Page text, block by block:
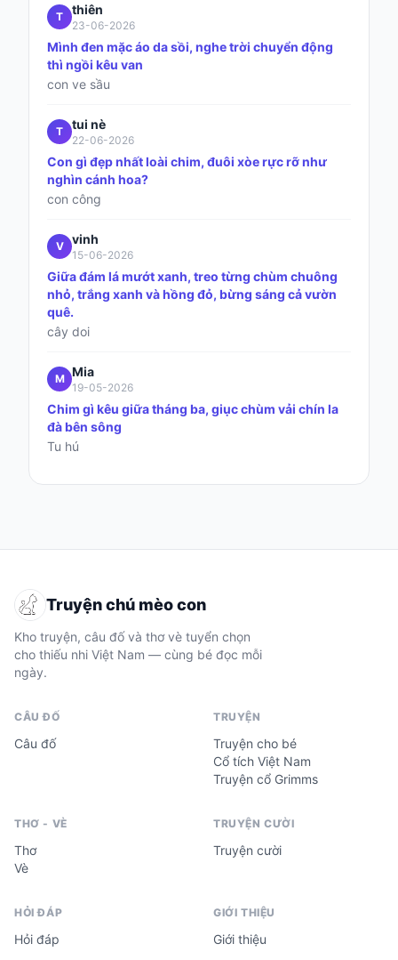
T thiên
23-06-2026
Mình đen mặc áo da sồi, nghe trời chuyển động
thì ngồi kêu van
con ve sầu
T tui nè
22-06-2026
Con gì đẹp nhất loài chim, đuôi xòe rực rỡ như
nghìn cánh hoa?
con công
V vinh
15-06-2026
Giữa đám lá mướt xanh, treo từng chùm chuông
nhỏ, trắng xanh và hồng đỏ, bừng sáng cả vườn
quê.
cây doi
M Mia
19-05-2026
Chim gì kêu giữa tháng ba, giục chùm vải chín la
đà bên sông
Tu hú
Truyện chú mèo con
Kho truyện, câu đố và thơ vè tuyển chọn
cho thiếu nhi Việt Nam — cùng bé đọc mỗi
ngày.
CÂU ĐỐ
Câu đố
TRUYỆN
Truyện cho bé
Cổ tích Việt Nam
Truyện cổ Grimms
THƠ - VÈ
Thơ
Vè
TRUYỆN CƯỜI
Truyện cười
HỎI ĐÁP
Hỏi đáp
GIỚI THIỆU
Giới thiệu